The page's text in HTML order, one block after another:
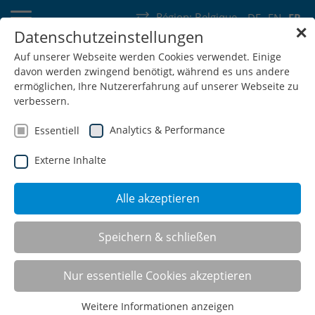
DE EN FR
Région: Belgique
Allemagne Suisse Autriche Belgique Luxembourg
Pays-Bas Wallonie
SHOP
Rayonnage multifonctions
✕
Datenschutzeinstellungen
Auf unserer Webseite werden Cookies verwendet. Einige
davon werden zwingend benötigt, während es uns andere
ermöglichen, Ihre Nutzererfahrung auf unserer Webseite zu
verbessern.
Essentiell Analytics & Performance
Externe Inhalte
Alle akzeptieren
Speichern & schließen
Nur essentielle Cookies akzeptieren
Weitere Informationen anzeigen